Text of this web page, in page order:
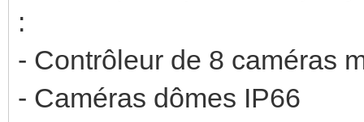
:
- Contrôleur de 8 caméras
- Caméras dômes IP66